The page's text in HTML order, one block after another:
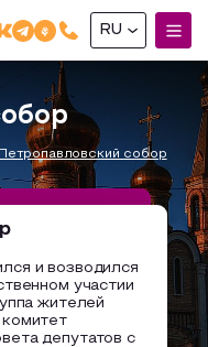
RU
Петропавловский собор
и возводился
участии
жителей
комитет
депутатов с